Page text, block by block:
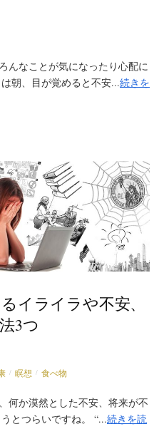
んなことが気になったり心配に
朝、目が覚めると不安...続きを
イライラや不安、
3つ
/ 瞑想 / 食べ物
何か漠然とした不安、将来が不
とつらいですね。 “...続きを読